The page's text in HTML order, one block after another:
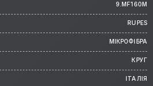
9.MF160M
RUPES
МІКРОФІБРА
КРУГ
ІТАЛІЯ